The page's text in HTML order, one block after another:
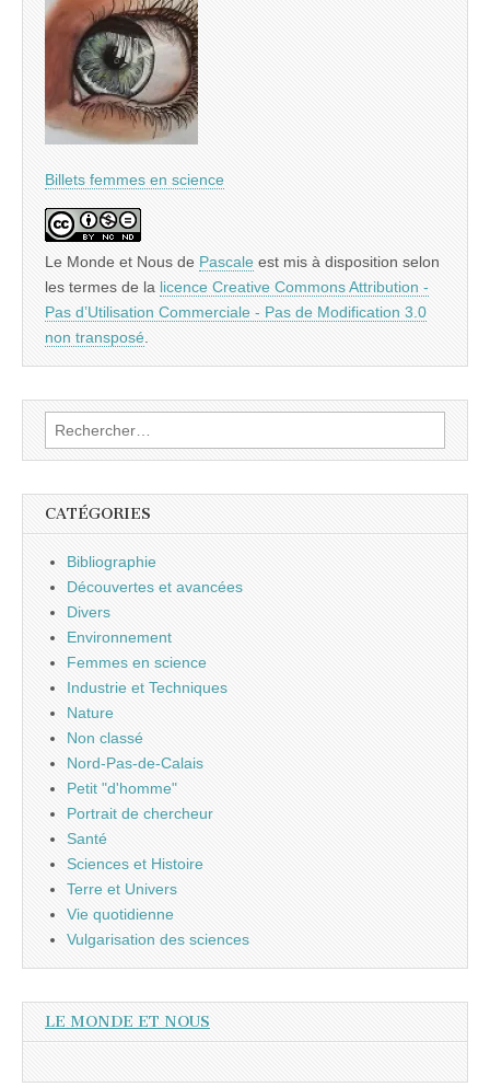
Billets femmes en science
Le Monde et Nous de Pascale est mis à disposition selon
les termes de la licence Creative Commons Attribution -
Pas d’Utilisation Commerciale - Pas de Modification 3.0
non transposé
Rechercher :
CATÉGORIES
Bibliographie
Découvertes et avancées
Divers
Environnement
Femmes en science
Industrie et Techniques
Nature
Non classé
Nord-Pas-de-Calais
Petit "d'homme"
Portrait de chercheur
Santé
Sciences et Histoire
Terre et Univers
Vie quotidienne
Vulgarisation des sciences
LE MONDE ET NOUS